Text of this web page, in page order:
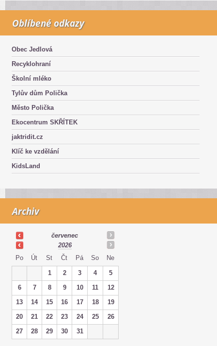
Oblíbené odkazy
Obec Jedlová
Recyklohraní
Školní mléko
Tylův dům Polička
Město Polička
Ekocentrum SKŘÍTEK
jaktridit.cz
Klíč ke vzdělání
KidsLand
Archiv
červenec
2026
Po
Út St Čt Pá So Ne
1 2 3 4
5
6
7 8 9 10 11
12
13
14 15 16 17 18
19
20
21 22 23 24 25
26
27
28 29 30 31